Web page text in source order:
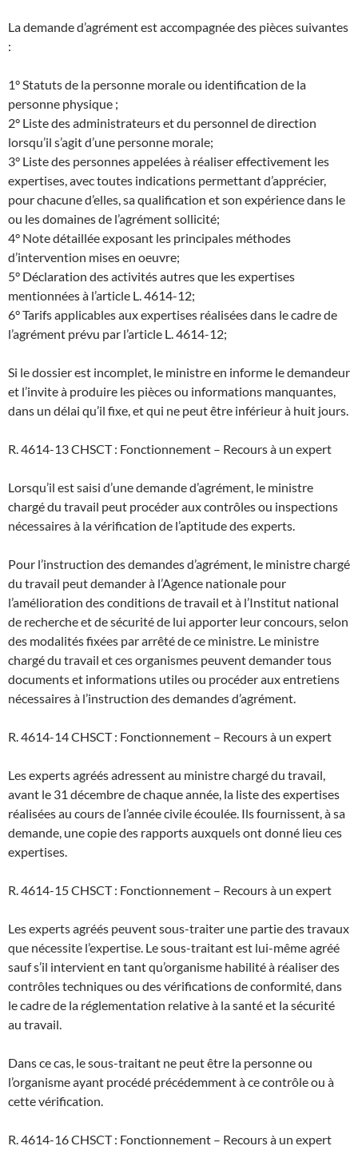
La demande d’agrément est accompagnée des pièces suivantes
:
1° Statuts de la personne morale ou identification de la
personne physique ;
2° Liste des administrateurs et du personnel de direction
lorsqu’il s’agit d’une personne morale;
3° Liste des personnes appelées à réaliser effectivement les
expertises, avec toutes indications permettant d’apprécier,
pour chacune d’elles, sa qualification et son expérience dans le
ou les domaines de l’agrément sollicité;
4° Note détaillée exposant les principales méthodes
d’intervention mises en oeuvre;
5° Déclaration des activités autres que les expertises
mentionnées à l’article L. 4614-12;
6° Tarifs applicables aux expertises réalisées dans le cadre de
l’agrément prévu par l’article L. 4614-12;
Si le dossier est incomplet, le ministre en informe le demandeur
et l’invite à produire les pièces ou informations manquantes,
dans un délai qu’il fixe, et qui ne peut être inférieur à huit jours.
R. 4614-13 CHSCT : Fonctionnement – Recours à un expert
Lorsqu’il est saisi d’une demande d’agrément, le ministre
chargé du travail peut procéder aux contrôles ou inspections
nécessaires à la vérification de l’aptitude des experts.
Pour l’instruction des demandes d’agrément, le ministre chargé
du travail peut demander à l’Agence nationale pour
l’amélioration des conditions de travail et à l’Institut national
de recherche et de sécurité de lui apporter leur concours, selon
des modalités fixées par arrêté de ce ministre. Le ministre
chargé du travail et ces organismes peuvent demander tous
documents et informations utiles ou procéder aux entretiens
nécessaires à l’instruction des demandes d’agrément.
R. 4614-14 CHSCT : Fonctionnement – Recours à un expert
Les experts agréés adressent au ministre chargé du travail,
avant le 31 décembre de chaque année, la liste des expertises
réalisées au cours de l’année civile écoulée. Ils fournissent, à sa
demande, une copie des rapports auxquels ont donné lieu ces
expertises.
R. 4614-15 CHSCT : Fonctionnement – Recours à un expert
Les experts agréés peuvent sous-traiter une partie des travaux
que nécessite l’expertise. Le sous-traitant est lui-même agréé
sauf s’il intervient en tant qu’organisme habilité à réaliser des
contrôles techniques ou des vérifications de conformité, dans
le cadre de la réglementation relative à la santé et la sécurité
au travail.
Dans ce cas, le sous-traitant ne peut être la personne ou
l’organisme ayant procédé précédemment à ce contrôle ou à
cette vérification.
R. 4614-16 CHSCT : Fonctionnement – Recours à un expert